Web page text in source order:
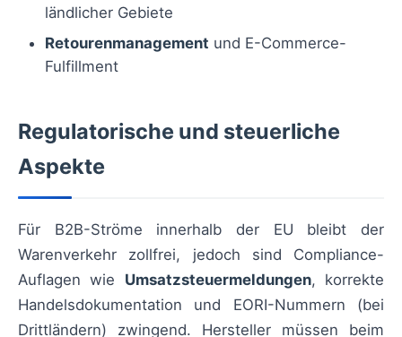
ländlicher Gebiete
Retourenmanagement und E-Commerce-
Fulfillment
Regulatorische und steuerliche
Aspekte
Für B2B-Ströme innerhalb der EU bleibt der
Warenverkehr zollfrei, jedoch sind Compliance-
Auflagen wie Umsatzsteuermeldungen, korrekte
Handelsdokumentation und EORI-Nummern (bei
Drittländern) zwingend. Hersteller müssen beim